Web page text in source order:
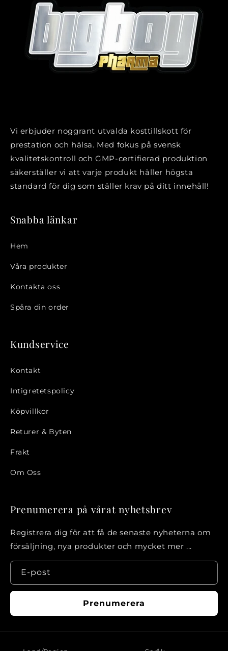
Vi erbjuder noggrant utvalda kosttillskott för
prestation och hälsa. Med fokus på svensk
kvalitetskontroll och GMP-certifierad produktion
säkerställer vi att varje produkt håller högsta
standard för dig som ställer krav på ditt innehåll!
Snabba länkar
Hem
Våra produkter
Kontakta oss
Spåra din order
Kundservice
Kontakt
Intigretetspolicy
Köpvillkor
Returer & Byten
Frakt
Om Oss
Prenumerera på vårat nyhetsbrev
Registrera dig för att få de senaste nyheterna om
försäljning, nya produkter och mycket mer ...
E-post
Prenumerera
Inloggning krävs
Logga in på ditt konto för att lägga till
tidigare sparade artiklar.